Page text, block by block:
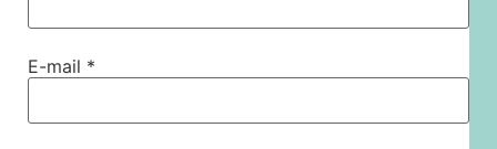
E-mail *